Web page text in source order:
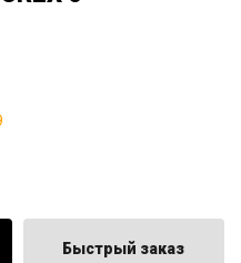
Быстрый заказ